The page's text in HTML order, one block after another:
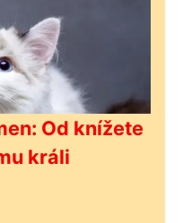
Od knížete
králi